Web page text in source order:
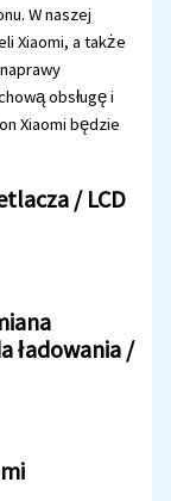
W naszej
Xiaomi, a także
obsługę i
Xiaomi będzie
/ LCD
ładowania /